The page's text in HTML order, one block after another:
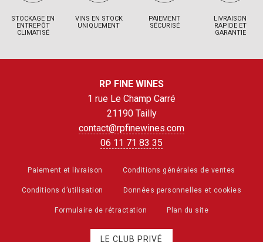
STOCKAGE EN
ENTREPÔT
CLIMATISÉ
VINS EN STOCK
UNIQUEMENT
PAIEMENT
SÉCURISÉ
LIVRAISON
RAPIDE ET
GARANTIE
RP FINE WINES
1 rue Le Champ Carré
21190 Tailly
contact@rpfinewines.com
06 11 71 83 35
Paiement et livraison Conditions générales de ventes
Conditions d’utilisation Données personnelles et cookies
Formulaire de rétractation Plan du site
LE CLUB PRIVÉ